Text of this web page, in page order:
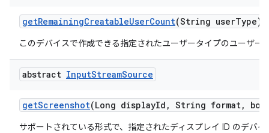
getRemainingCreatableUserCount(String userType)
このデバイスで作成できる指定されたユーザータイプのユーザー
abstract InputStreamSource
getScreenshot(Long displayId , String format,
サポートされている形式で、指定されたディスプレイ ID のデバ